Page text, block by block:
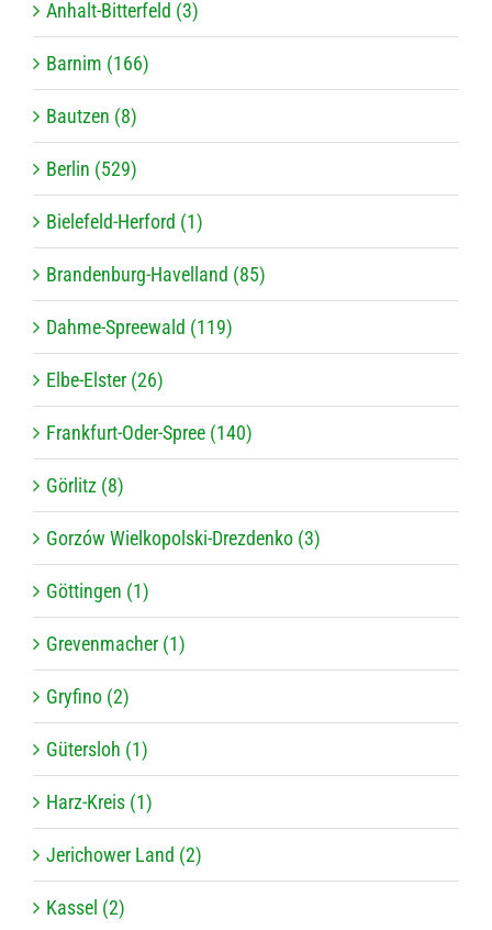
Anhalt-Bitterfeld (3)
Barnim (166)
Bautzen (8)
Berlin (529)
Bielefeld-Herford (1)
Brandenburg-Havelland (85)
Dahme-Spreewald (119)
Elbe-Elster (26)
Frankfurt-Oder-Spree (140)
Görlitz (8)
Gorzów Wielkopolski-Drezdenko (3)
Göttingen (1)
Grevenmacher (1)
Gryfino (2)
Gütersloh (1)
Harz-Kreis (1)
Jerichower Land (2)
Kassel (2)